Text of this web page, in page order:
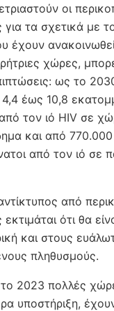
οι
τα σχετικά με
έχουν
χώρες,
ως το
έως 10,8
τον ιό HIV σε
και από
από τον ιό σε
από
ότι θα
και στους
πληθυσμούς.
2023 πολλές
υποστήριξη,